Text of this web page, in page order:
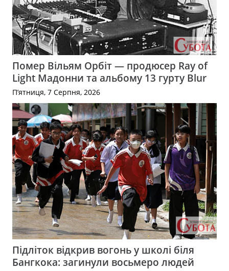
Помер Вільям Орбіт — продюсер Ray of
Light Мадонни та альбому 13 гурту Blur
П’ятниця, 7 Серпня, 2026
Підліток відкрив вогонь у школі біля
Бангкока: загинули восьмеро людей